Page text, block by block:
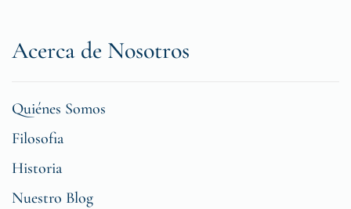
Acerca de Nosotros
Quiénes Somos
Filosofia
Historia
Nuestro Blog